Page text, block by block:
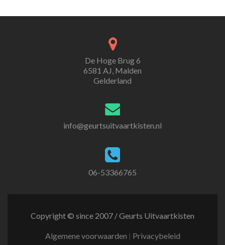
De Hoge Brug 6
6581 AJ, Malden
Gelderland
info@geurtsuitvaartkisten.nl
06-53366765
Copyright © since 2007 / Geurts Uitvaartkisten
Algemene voorwaarden | Privacybeleid